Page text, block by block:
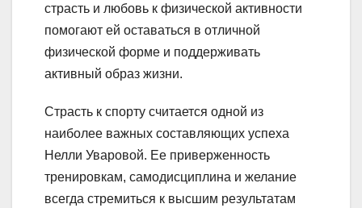
страсть и любовь к физической активности
помогают ей оставаться в отличной
физической форме и поддерживать
активный образ жизни.
Страсть к спорту считается одной из
наиболее важных составляющих успеха
Нелли Уваровой. Ее приверженность
тренировкам, самодисциплина и желание
всегда стремиться к высшим результатам